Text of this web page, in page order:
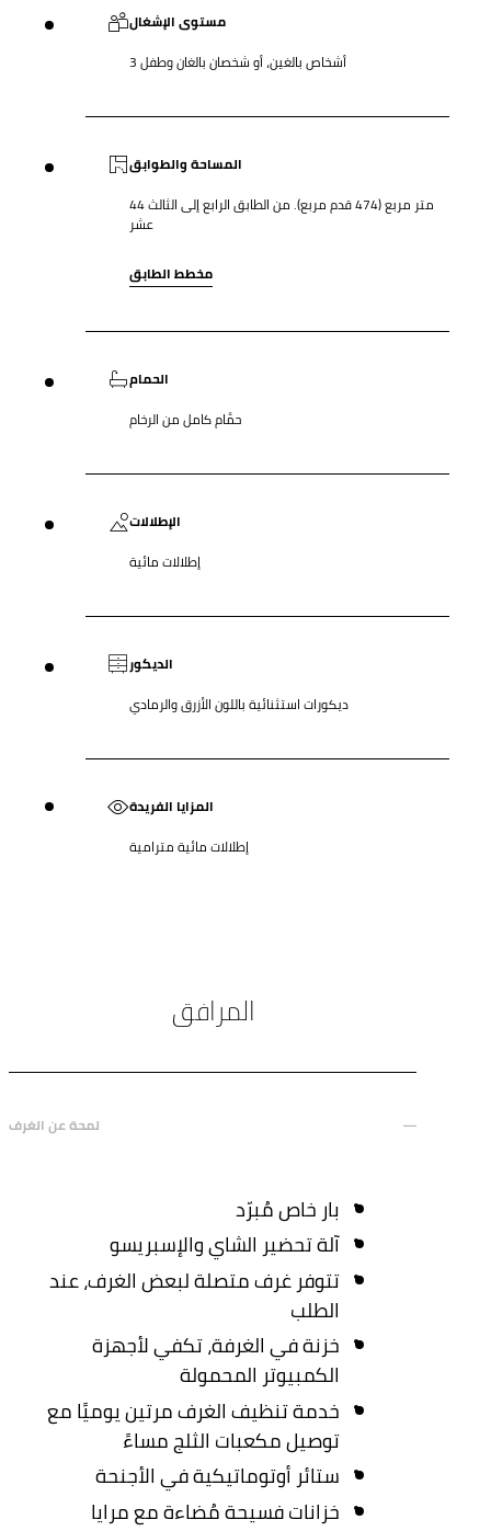
مستوى الإشغال
3 أشخاص بالغين، أو شخصان بالغان وطفل
المساحة والطوابق
44 متر مربع (474 قدم مربع). من الطابق الرابع إلى الثالث
عشر
مخطط الطابق
الحمام
حمَّام كامل من الرخام
الإطلالات
إطلالات مائية
الديكور
ديكورات استثنائية باللون الأزرق والرمادي
المزايا الفريدة
إطلالات مائية مترامية
المرافق
لمحة عن الغرف
بار خاص مُبرّد
آلة تحضير الشاي والإسبريسو
تتوفر غرف متصلة لبعض الغرف، عند
الطلب
خزنة في الغرفة، تكفي لأجهزة
الكمبيوتر المحمولة
خدمة تنظيف الغرف مرتين يوميًا مع
توصيل مكعبات الثلج مساءً
ستائر أوتوماتيكية في الأجنحة
خزانات فسيحة مُضاءة مع مرايا